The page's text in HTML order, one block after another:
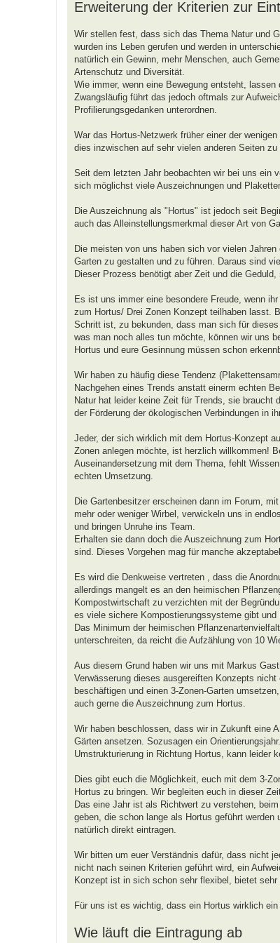
Erweiterung der Kriterien zur
Wir stellen fest, dass sich das Thema Natur und
wurden ins Leben gerufen und werden in
natürlich ein Gewinn, mehr Menschen, auch
Artenschutz und Diversität.
Wie immer, wenn eine Bewegung entsteht,
Zwangsläufig führt das jedoch oftmals zur
Profilierungsgedanken unterordnen.
War das Hortus-Netzwerk früher einer der
dies inzwischen auf sehr vielen anderen Seiten zu
Seit dem letzten Jahr beobachten wir bei uns ein
sich möglichst viele Auszeichnungen und
Die Auszeichnung als "Hortus" ist jedoch seit
auch das Alleinstellungsmerkmal dieser Art von
Die meisten von uns haben sich vor vielen
Garten zu gestalten und zu führen. Daraus sind
Dieser Prozess benötigt aber Zeit und die
Es ist uns immer eine besondere Freude, wenn
zum Hortus/ Drei Zonen Konzept teilhaben lasst.
Schritt ist, zu bekunden, dass man sich für
was man noch alles tun möchte, können wir uns
Hortus und eure Gesinnung müssen schon
Wir haben zu häufig diese Tendenz
Nachgehen eines Trends anstatt einerm echten
Natur hat leider keine Zeit für Trends, sie braucht
der Förderung der ökologischen Verbindungen in
Jeder, der sich wirklich mit dem Hortus-Konzept
Zonen anlegen möchte, ist herzlich willkommen!
Auseinandersetzung mit dem Thema, fehlt
echten Umsetzung.
Die Gartenbesitzer erscheinen dann im Forum,
mehr oder weniger Wirbel, verwickeln uns in
und bringen Unruhe ins Team.
Erhalten sie dann doch die Auszeichnung zum
sind. Dieses Vorgehen mag für manche
Es wird die Denkweise vertreten , dass die
allerdings mangelt es an den heimischen
Kompostwirtschaft zu verzichten mit der
es viele sichere Kompostierungssysteme gibt
Das Minimum der heimischen
unterschreiten, da reicht die Aufzählung von 10
Aus diesem Grund haben wir uns mit Markus
Verwässerung dieses ausgereiften Konzepts
beschäftigen und einen 3-Zonen-Garten
auch gerne die Auszeichnung zum Hortus.
Wir haben beschlossen, dass wir in Zukunft eine
Gärten ansetzen. Sozusagen ein
Umstrukturierung in Richtung Hortus, kann leider
Dies gibt euch die Möglichkeit, euch mit dem 3-
Hortus zu bringen. Wir begleiten euch in dieser
Das eine Jahr ist als Richtwert zu verstehen,
geben, die schon lange als Hortus geführt
natürlich direkt eintragen.
Wir bitten um euer Verständnis dafür, dass nicht
nicht nach seinen Kriterien geführt wird, ein
Konzept ist in sich schon sehr flexibel, bietet
Für uns ist es wichtig, dass ein Hortus wirklich
Wie läuft die Eintragung ab